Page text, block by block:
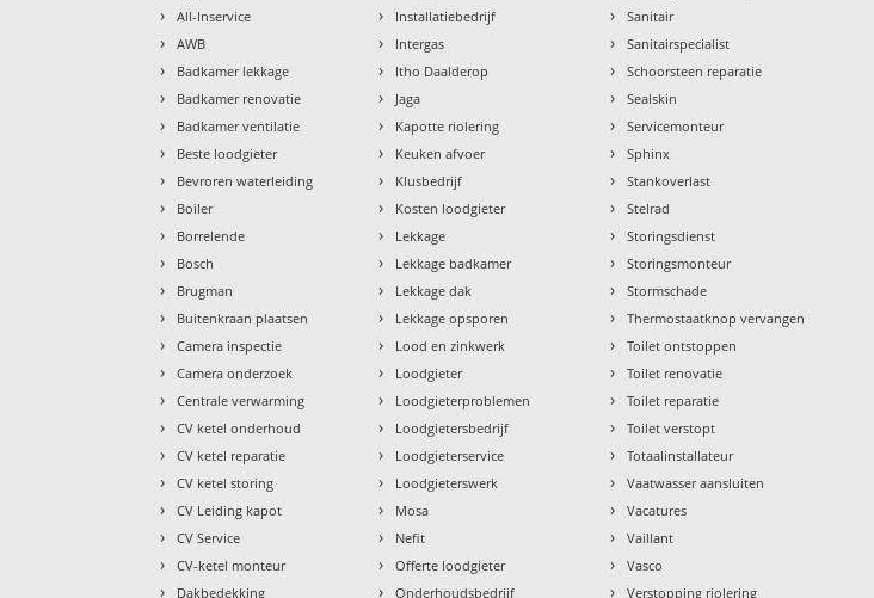
› All-Inservice
› AWB
› Badkamer lekkage
› Badkamer renovatie
› Badkamer ventilatie
› Beste loodgieter
› Bevroren waterleiding
› Boiler
› Borrelende
› Bosch
› Brugman
› Buitenkraan plaatsen
› Camera inspectie
› Camera onderzoek
› Centrale verwarming
› CV ketel onderhoud
› CV ketel reparatie
› CV ketel storing
› CV Leiding kapot
› CV Service
› CV-ketel monteur
› Dakbedekking
› Installatiebedrijf
› Intergas
› Itho Daalderop
› Jaga
› Kapotte riolering
› Keuken afvoer
› Klusbedrijf
› Kosten loodgieter
› Lekkage
› Lekkage badkamer
› Lekkage dak
› Lekkage opsporen
› Lood en zinkwerk
› Loodgieter
› Loodgieterproblemen
› Loodgietersbedrijf
› Loodgieterservice
› Loodgieterswerk
› Mosa
› Nefit
› Offerte loodgieter
› Onderhoudsbedrijf
› Sanitair
› Sanitairspecialist
› Schoorsteen reparatie
› Sealskin
› Servicemonteur
› Sphinx
› Stankoverlast
› Stelrad
› Storingsdienst
› Storingsmonteur
› Stormschade
› Thermostaatknop vervangen
› Toilet ontstoppen
› Toilet renovatie
› Toilet reparatie
› Toilet verstopt
› Totaalinstallateur
› Vaatwasser aansluiten
› Vacatures
› Vaillant
› Vasco
› Verstopping riolering